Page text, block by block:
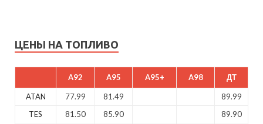
ЦЕНЫ НА ТОПЛИВО
A92 A95 A95+ A98 ДТ
ATAN 77.99 81.49
89.99
TES
81.50 85.90
89.90